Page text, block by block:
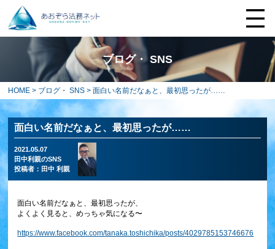
ブログ・ SNS
HOME > ブログ・ SNS > 面白い名前だなぁと、最初思ったが……
面白い名前だなぁと、最初思ったが……
2021.05.07
田中利親のSNS
投稿者： 田中 利親
面白い名前だなぁと、最初思ったが、
よくよく見ると、めっちゃ気になる〜
https://www.facebook.com/tanaka.toshichika/posts/4029785153746676